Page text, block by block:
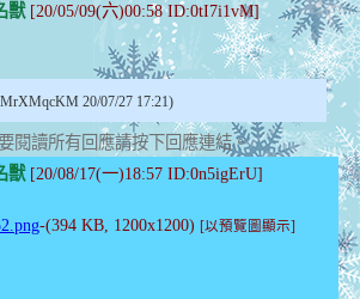
獸[20/05/09(六)00:58 ID:0tI7i1vM]
20/07/27 17:21)
閱讀所有回應請按下回應連結。
獸[20/08/17(一)18:57 ID:0n5igErU]
-(394 KB, 1200x1200) [以預覽圖顯示]